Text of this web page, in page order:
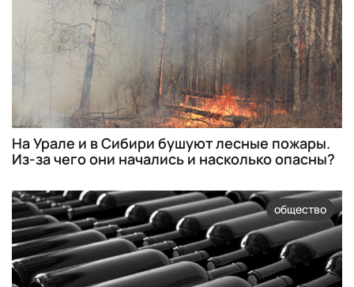
На Урале и в Сибири бушуют лесные пожары.
Из-за чего они начались и насколько опасны?
общество